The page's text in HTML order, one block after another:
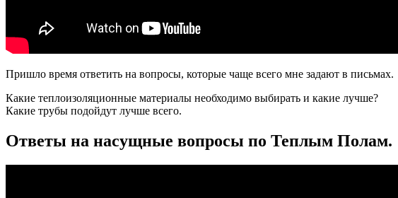
Пришло время ответить на вопросы, которые чаще всего мне задают в письмах.
Какие теплоизоляционные материалы необходимо выбирать и какие лучше?
Какие трубы подойдут лучше всего.
Ответы на насущные вопросы по Теплым Полам.